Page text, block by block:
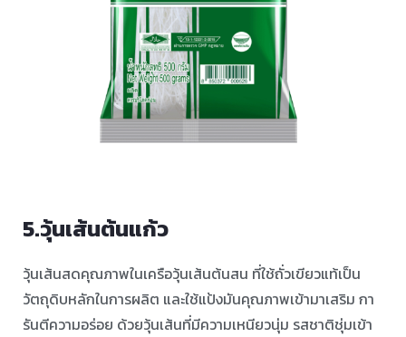
5.วุ้นเส้นต้นแก้ว
วุ้นเส้นสดคุณภาพในเครือวุ้นเส้นต้นสน ที่ใช้ถั่วเขียวแท้เป็น
วัตถุดิบหลักในการผลิต และใช้แป้งมันคุณภาพเข้ามาเสริม กา
รันตีความอร่อย ด้วยวุ้นเส้นที่มีความเหนียวนุ่ม รสชาติชุ่มเข้า